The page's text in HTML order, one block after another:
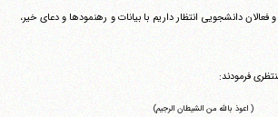
دانشجویی انتظار داریم با بیانات و رهنمودها و دعای خیر،
فرمودند:
( اعوذ بالله من الشیطان الرجیم)